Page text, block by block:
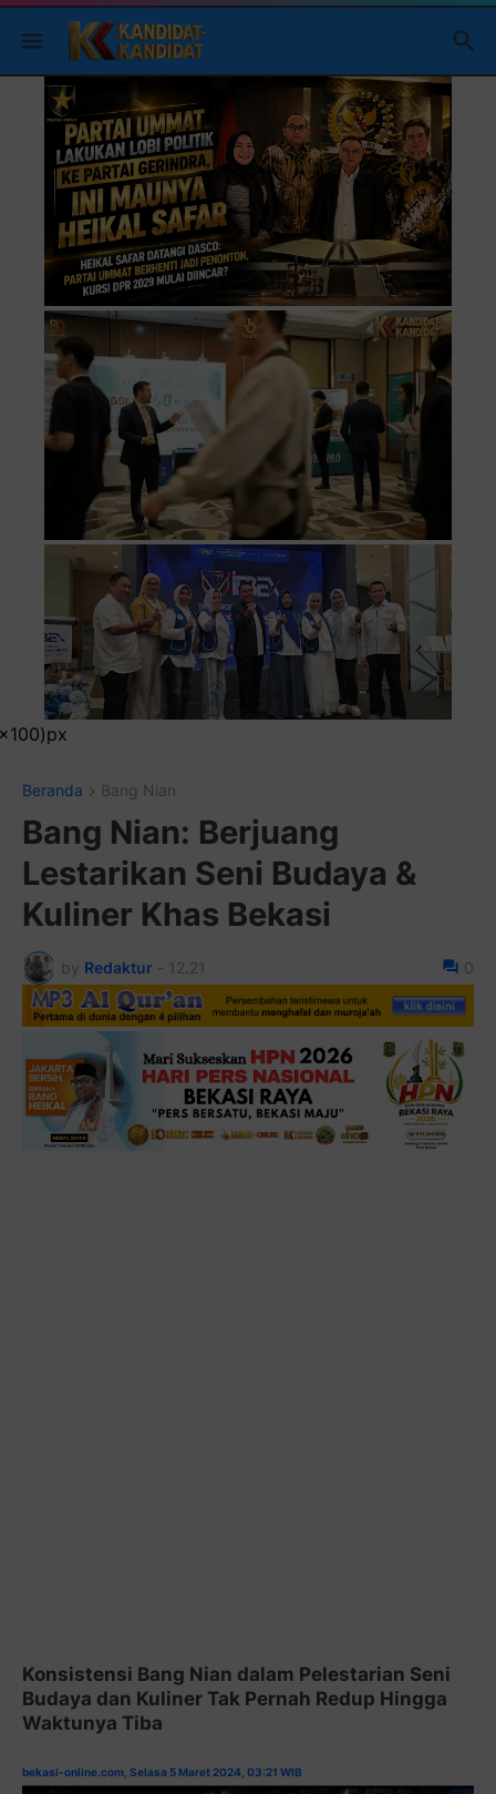
Beranda Bang Nian
Bang Nian: Berjuang
Lestarikan Seni Budaya &
Kuliner Khas Bekasi
by Redaktur - 12.21 0
Konsistensi Bang Nian dalam Pelestarian Seni
Budaya dan Kuliner Tak Pernah Redup Hingga
Waktunya Tiba
bekasi-online.com, Selasa 5 Maret 2024, 03:21 WIB